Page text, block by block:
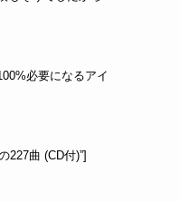
必要になるアイ
227曲 (CD付)”]